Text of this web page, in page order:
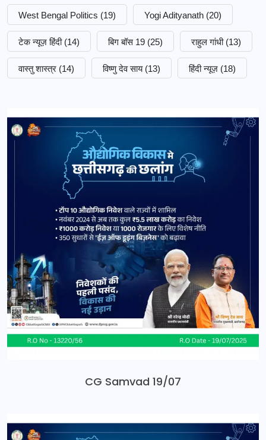
West Bengal Politics (19) Yogi Adityanath (20)
टेक न्यूज़ हिंदी (14) बिग बॉस 19 (25) राहुल गांधी (13)
वास्तु शास्त्र (14) विष्णु देव साय (13) हिंदी न्यूज़ (18)
CG Samvad 19/07